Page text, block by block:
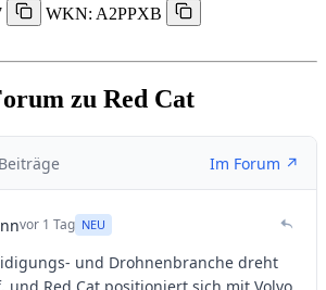
WKN: A2PPXB
zu Red Cat